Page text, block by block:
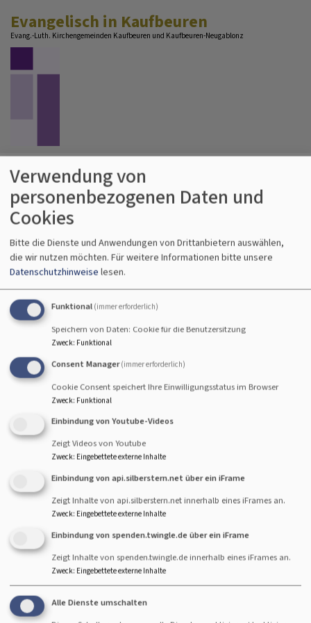
zum
Inhalt
Evangelisch in Kaufbeuren
Evang.-Luth. Kirchengemeinden Kaufbeuren und Kaufbeuren-Neugablonz
Hauptnavigation
Startseite
Hilfe für Menschen in
Not
Hier können Sie mit Ihrer Spende helfen
Brot für die Welt
Ukraine - Hilfe für die Menschen
Gegen den Hunger in der Welt
Verwendung von
personenbezogenen Daten und
Cookies
Bitte die Dienste und Anwendungen von Drittanbietern auswählen,
die wir nutzen möchten. Für weitere Informationen bitte unsere
Datenschutzhinweise lesen.
Funktional (immer erforderlich)
Speichern von Daten: Cookie für die Benutzersitzung
Zweck: Funktional
Consent Manager (immer erforderlich)
Cookie Consent speichert Ihre Einwilligungsstatus im Browser
Zweck: Funktional
Einbindung von Youtube-Videos
Zeigt Videos von Youtube
Zweck: Eingebettete externe Inhalte
Einbindung von api.silberstern.net über ein iFrame
Zeigt Inhalte von api.silberstern.net innerhalb eines iFrames an.
Zweck: Eingebettete externe Inhalte
Einbindung von spenden.twingle.de über ein iFrame
Zeigt Inhalte von spenden.twingle.de innerhalb eines iFrames an.
Zweck: Eingebettete externe Inhalte
Alle Dienste umschalten